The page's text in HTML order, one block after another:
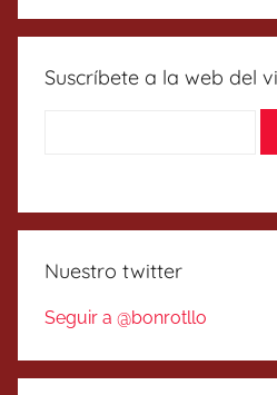
Suscríbete a la web del
Nuestro twitter
Seguir a @bonrotllo